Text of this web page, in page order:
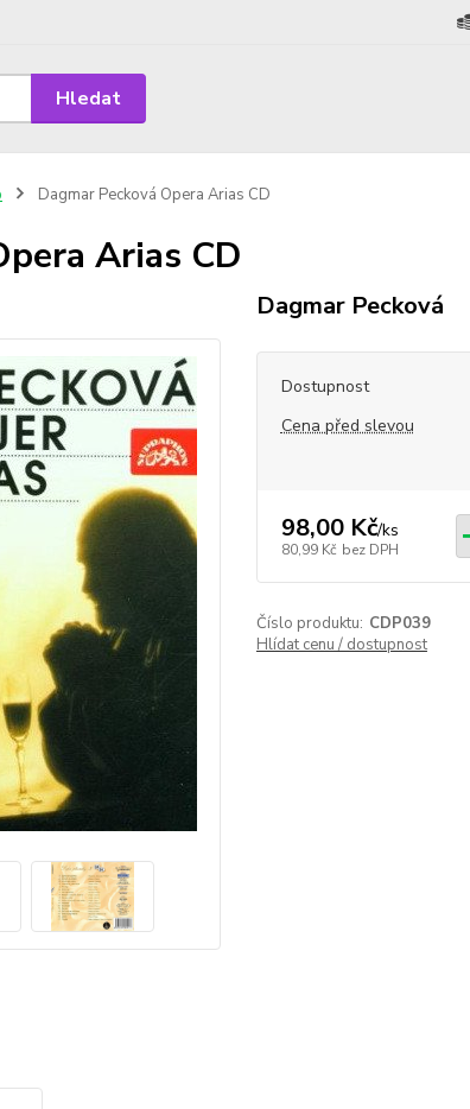
Hledat
Dagmar Pecková Opera Arias CD
Arias CD
Dagmar Pecková
Dostupnost
Cena před slevou
98,00 Kč/ks
80,99 Kč bez DPH
Číslo produktu: CDP039
Hlídat cenu / dostupnost